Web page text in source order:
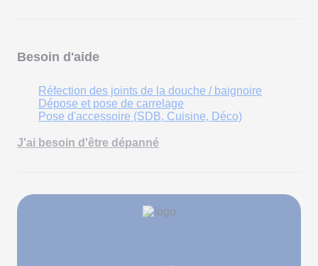
Besoin d'aide
Réfection des joints de la douche / baignoire
Dépose et pose de carrelage
Pose d'accessoire (SDB, Cuisine, Déco)
J'ai besoin d'être dépanné